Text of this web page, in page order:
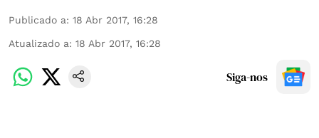
Publicado a: 18 Abr 2017, 16:28
Atualizado a: 18 Abr 2017, 16:28
Siga-nos